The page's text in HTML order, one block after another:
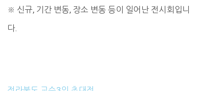
※ 신규, 기간 변동, 장소 변동 등이 일어난 전시회입니
다.